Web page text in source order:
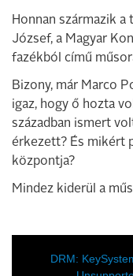
Honnan származik a
József, a Magyar
fazékból című
Bizony, már Marco
igaz, hogy ő hozta
században ismert
érkezett? És mikért
központja?
Mindez kiderül a